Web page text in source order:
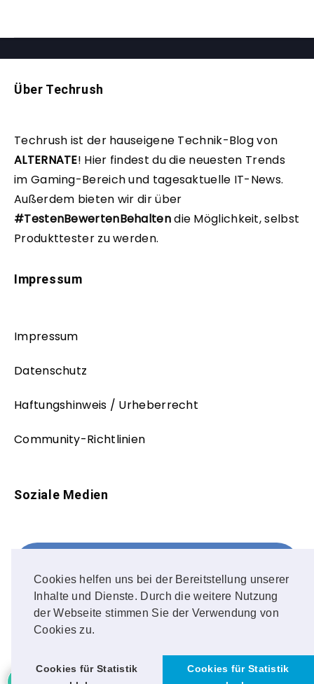
Cookies helfen uns bei der Bereitstellung unserer
Inhalte und Dienste. Durch die weitere Nutzung
der Webseite stimmen Sie der Verwendung von
Cookies zu.
Cookies für Statistik
Cookies für Statistik
Über Techrush
Techrush ist der hauseigene Technik-Blog von
ALTERNATE! Hier findest du die neuesten Trends
im Gaming-Bereich und tagesaktuelle IT-News.
Außerdem bieten wir dir über
#TestenBewertenBehaltendie Möglichkeit, selbst
Produkttester zu werden.
Impressum
Impressum
Datenschutz
Haftungshinweis / Urheberrecht
Community-Richtlinien
Soziale Medien
FOLLOW ME!
Instagram
OUR PHOTOS!